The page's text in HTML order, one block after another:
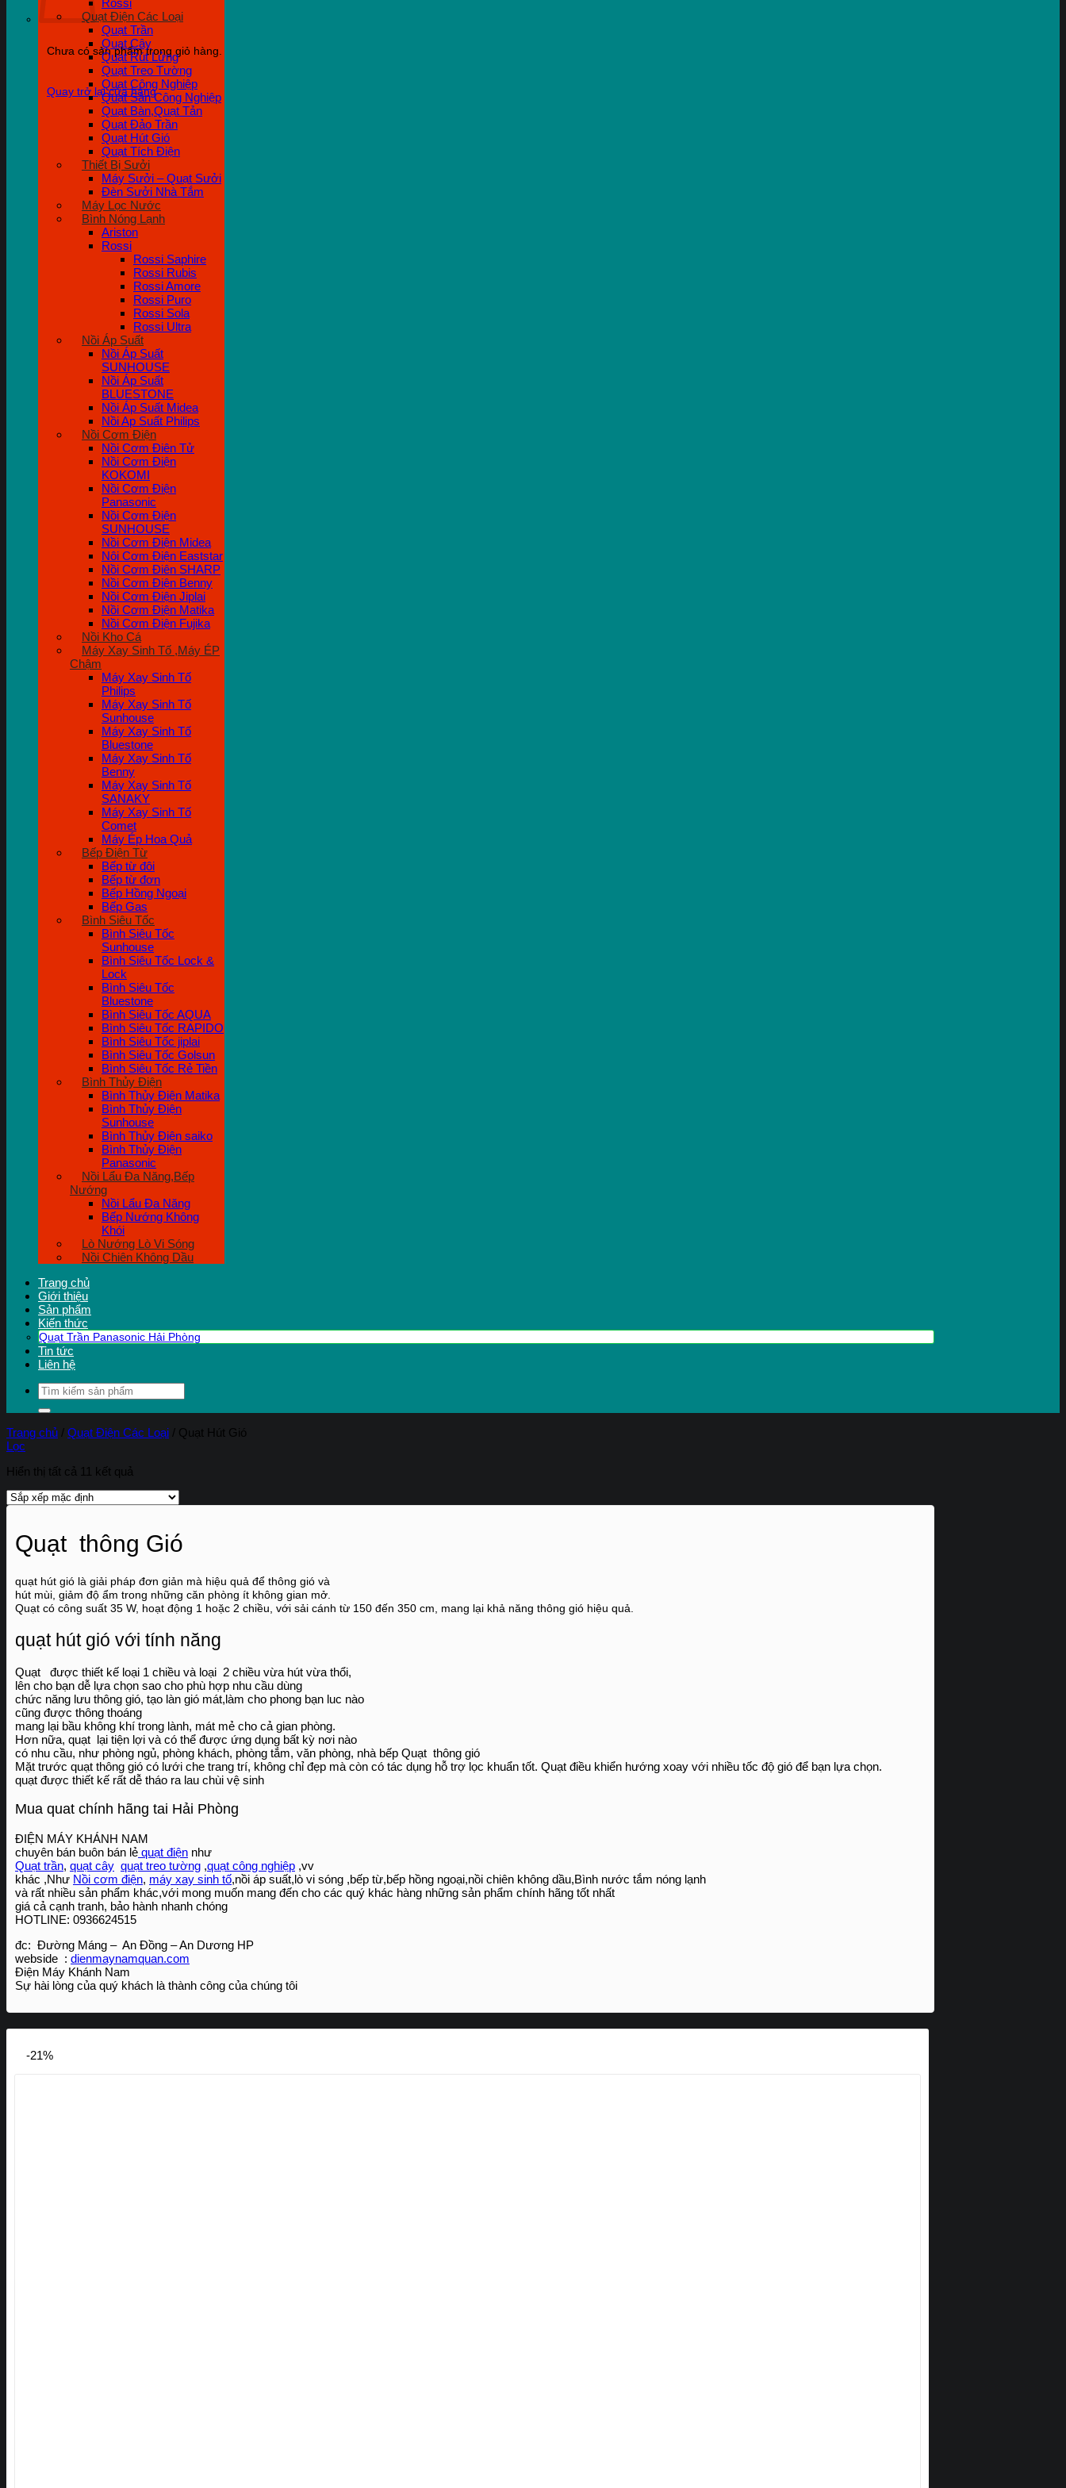
Chưa có sản phẩm trong giỏ hàng.
Quay trở lại cửa hàng
Rossi
Quạt Điện Các Loại
Quạt Trần
Quạt Cây
Quạt Rút Lửng
Quạt Treo Tường
Quạt Công Nghiệp
Quạt Sàn Công Nghiệp
Quạt Bàn,Quạt Tản
Quạt Đảo Trần
Quạt Hút Gió
Quạt Tích Điện
Thiết Bị Sưởi
Máy Sưởi – Quạt Sưởi
Đèn Sưởi Nhà Tắm
Máy Lọc Nước
Bình Nóng Lạnh
Ariston
Rossi
Rossi Saphire
Rossi Rubis
Rossi Amore
Rossi Puro
Rossi Sola
Rossi Ultra
Nồi Áp Suất
Nồi Áp Suất
SUNHOUSE
Nồi Áp Suất
BLUESTONE
Nồi Áp Suất Midea
Nồi Ap Suất Philips
Nồi Cơm Điện
Nồi Cơm Điên Tử
Nồi Cơm Điện
KOKOMI
Nồi Cơm Điện
Panasonic
Nồi Cơm Điện
SUNHOUSE
Nồi Cơm Điện Midea
Nôi Cơm Điện Eaststar
Nồi Cơm Điên SHARP
Nồi Cơm Điện Benny
Nồi Cơm Điện Jiplai
Nồi Cơm Điện Matika
Nồi Cơm Điện Fujika
Nồi Kho Cá
Máy Xay Sinh Tố ,Máy ÉP
Chậm
Máy Xay Sinh Tố
Philips
Máy Xay Sinh Tố
Sunhouse
Máy Xay Sinh Tố
Bluestone
Máy Xay Sinh Tố
Benny
Máy Xay Sinh Tố
SANAKY
Máy Xay Sinh Tố
Comet
Máy Ép Hoa Quả
Bếp Điện Từ
Bếp từ đôi
Bếp từ đơn
Bếp Hồng Ngoại
Bếp Gas
Bình Siêu Tốc
Bình Siêu Tốc
Sunhouse
Bình Siêu Tốc Lock &
Lock
Bình Siêu Tốc
Bluestone
Bình Siêu Tốc AQUA
Bình Siêu Tốc RAPIDO
Bình Siêu Tốc jiplai
Bình Siêu Tốc Golsun
Bình Siêu Tốc Rẻ Tiền
Bình Thủy Điện
Bình Thủy Điện Matika
Bình Thủy Điện
Sunhouse
Bình Thủy Điện saiko
Bình Thủy Điện
Panasonic
Nồi Lẩu Đa Năng,Bếp
Nướng
Nồi Lẩu Đa Năng
Bếp Nướng Không
Khói
Lò Nướng Lò Vi Sóng
Nồi Chiên Không Dầu
Trang chủ
Giới thiệu
Sản phẩm
Kiến thức
Quạt Trần Panasonic Hải Phòng
Tin tức
Liên hệ
Tìm
kiếm:
Trang chủ / Quạt Điện Các Loại / Quạt Hút Gió
Lọc
Hiển thị tất cả 11 kết quả
Quạt thông Gió
quạt hút gió là giải pháp đơn giản mà hiệu quả để thông gió và
hút mùi, giảm độ ẩm trong những căn phòng ít không gian mở.
Quạt có công suất 35 W, hoạt động 1 hoặc 2 chiều, với sải cánh từ 150 đến 350 cm, mang lại khả năng thông gió hiệu quả.
quạt hút gió với tính năng
Quạt được thiết kế loại 1 chiều và loại 2 chiều vừa hút vừa thổi,
lên cho bạn dễ lựa chọn sao cho phù hợp nhu cầu dùng
chức năng lưu thông gió, tạo làn gió mát,làm cho phong bạn luc nào
cũng được thông thoáng
mang lại bầu không khí trong lành, mát mẻ cho cả gian phòng.
Hơn nữa, quạt lại tiện lợi và có thể được ứng dụng bất kỳ nơi nào
có nhu cầu, như phòng ngủ, phòng khách, phòng tắm, văn phòng, nhà bếp Quạt thông gió
Mặt trước quạt thông gió có lưới che trang trí, không chỉ đẹp mà còn có tác dụng hỗ trợ lọc khuẩn tốt. Quạt điều khiển hướng xoay với nhiều tốc độ gió để bạn lựa chọn.
quạt được thiết kế rất dễ tháo ra lau chùi vệ sinh
Mua quat chính hãng tai Hải Phòng
ĐIỆN MÁY KHÁNH NAM
chuyên bán buôn bán lẻ quạt điện như
Quạt trần, quạt cây quạt treo tường ,quạt công nghiệp ,vv
khác ,Như Nồi cơm điện, máy xay sinh tố,nồi áp suất,lò vi sóng ,bếp từ,bếp hồng ngoại,nồi chiên không dầu,Bình nước tắm nóng lạnh
và rất nhiều sản phẩm khác,với mong muốn mang đến cho các quý khác hàng những sản phẩm chính hãng tốt nhất
giá cả cạnh tranh, bảo hành nhanh chóng
HOTLINE: 0936624515
đc: Đường Máng – An Đồng – An Dương HP
webside : dienmaynamquan.com
Điện Máy Khánh Nam
Sự hài lòng của quý khách là thành công của chúng tôi
-21%